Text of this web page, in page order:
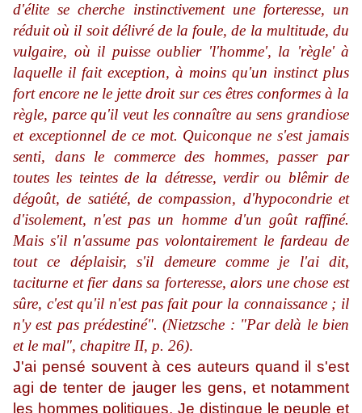
d'élite se cherche instinctivement une forteresse, un
réduit où il soit délivré de la foule, de la multitude, du
vulgaire, où il puisse oublier 'l'homme', la 'règle' à
laquelle il fait exception, à moins qu'un instinct plus
fort encore ne le jette droit sur ces êtres conformes à la
règle, parce qu'il veut les connaître au sens grandiose
et exceptionnel de ce mot. Quiconque ne s'est jamais
senti, dans le commerce des hommes, passer par
toutes les teintes de la détresse, verdir ou blêmir de
dégoût, de satiété, de compassion, d'hypocondrie et
d'isolement, n'est pas un homme d'un goût raffiné.
Mais s'il n'assume pas volontairement le fardeau de
tout ce déplaisir, s'il demeure comme je l'ai dit,
taciturne et fier dans sa forteresse, alors une chose est
sûre, c'est qu'il n'est pas fait pour la connaissance ; il
n'y est pas prédestiné". (Nietzsche : "Par delà le bien
et le mal", chapitre II, p. 26).
J'ai pensé souvent à ces auteurs quand il s'est
agi de tenter de jauger les gens, et notamment
les hommes politiques. Je distingue le peuple et